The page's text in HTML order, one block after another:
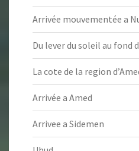
Arrivée mouvementée a
Du lever du soleil au fond
La cote de la region
Arrivée a Amed
Arrivee a Sidemen